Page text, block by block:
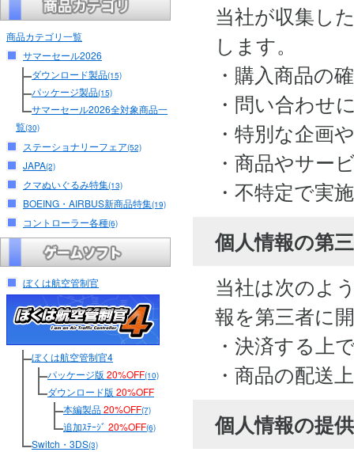
商品カテゴリ一覧
サマーセール2026
ダウンロード製品(15)
パッケージ製品(15)
サマーセール2026全対象商品一
覧(30)
ステーショナリーフェア(52)
JAPA(2)
クマぬいぐるみ特集(13)
BOEING・AIRBUS新商品特集(19)
コントローラー各種(6)
ぼくは航空管制官
ぼくは航空管制官4
パッケージ版 20%OFF(10)
ダウンロード版 20%OFF
本編製品20%OFF(7)
追加ｽﾃｰｼﾞ 20%OFF(6)
Switch・3DS(3)
当社が収集し
します。
・購入商品の
・問い合わせ
・特別な企画
・商品やサー
・不特定で実
個人情報の第
当社は次のよ
報を第三者に
・決済する上
・商品の配送
個人情報の提供